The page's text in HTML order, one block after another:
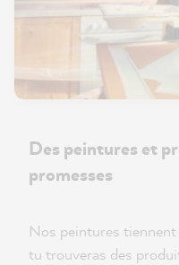
Des peintures et
promesses
Nos peintures
tu trouveras des